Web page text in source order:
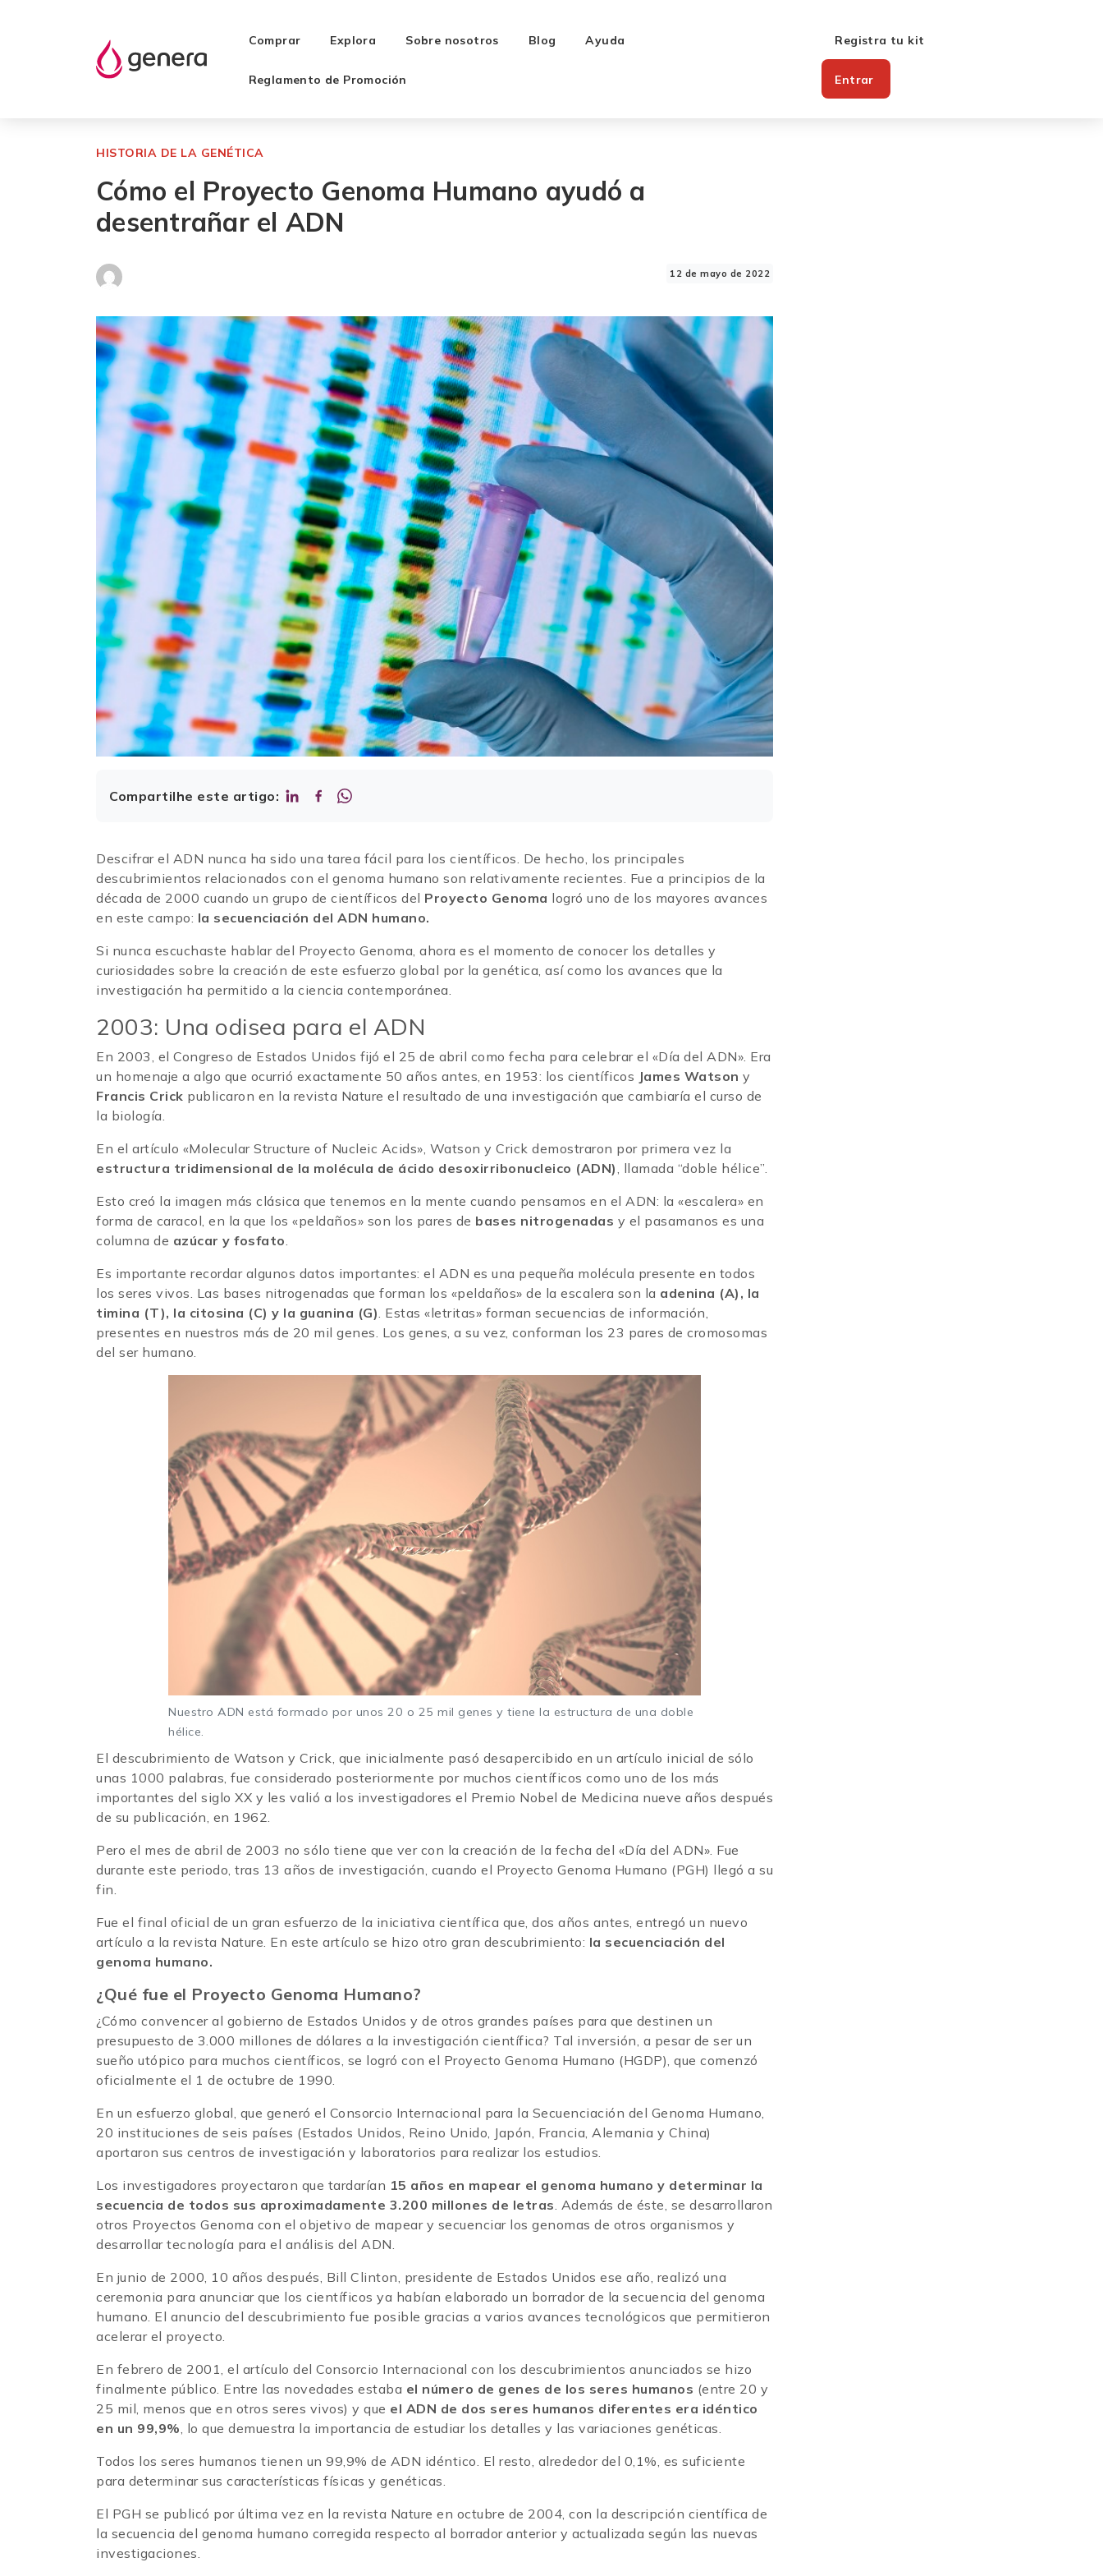
Comprar Explora Sobre nosotros Blog Ayuda
Reglamento de Promoción
Registra tu kit
Entrar
HISTORIA DE LA GENÉTICA
Cómo el Proyecto Genoma Humano ayudó a
desentrañar el ADN
12 de mayo de 2022
Compartilhe este artigo:
Descifrar el ADN nunca ha sido una tarea fácil para los científicos. De hecho, los principales
descubrimientos relacionados con el genoma humano son relativamente recientes. Fue a principios de la
década de 2000 cuando un grupo de científicos del Proyecto Genoma logró uno de los mayores avances
en este campo: la secuenciación del ADN humano.
Si nunca escuchaste hablar del Proyecto Genoma, ahora es el momento de conocer los detalles y
curiosidades sobre la creación de este esfuerzo global por la genética, así como los avances que la
investigación ha permitido a la ciencia contemporánea.
2003: Una odisea para el ADN
En 2003, el Congreso de Estados Unidos fijó el 25 de abril como fecha para celebrar el «Día del ADN». Era
un homenaje a algo que ocurrió exactamente 50 años antes, en 1953: los científicos James Watson y
Francis Crick publicaron en la revista Nature el resultado de una investigación que cambiaría el curso de
la biología.
En el artículo «Molecular Structure of Nucleic Acids», Watson y Crick demostraron por primera vez la
estructura tridimensional de la molécula de ácido desoxirribonucleico (ADN), llamada “doble hélice”.
Esto creó la imagen más clásica que tenemos en la mente cuando pensamos en el ADN: la «escalera» en
forma de caracol, en la que los «peldaños» son los pares de bases nitrogenadas y el pasamanos es una
columna de azúcar y fosfato.
Es importante recordar algunos datos importantes: el ADN es una pequeña molécula presente en todos
los seres vivos. Las bases nitrogenadas que forman los «peldaños» de la escalera son la adenina (A), la
timina (T), la citosina (C) y la guanina (G). Estas «letritas» forman secuencias de información,
presentes en nuestros más de 20 mil genes. Los genes, a su vez, conforman los 23 pares de cromosomas
del ser humano.
Nuestro ADN está formado por unos 20 o 25 mil genes y tiene la estructura de una doble
hélice.
El descubrimiento de Watson y Crick, que inicialmente pasó desapercibido en un artículo inicial de sólo
unas 1000 palabras, fue considerado posteriormente por muchos científicos como uno de los más
importantes del siglo XX y les valió a los investigadores el Premio Nobel de Medicina nueve años después
de su publicación, en 1962.
Pero el mes de abril de 2003 no sólo tiene que ver con la creación de la fecha del «Día del ADN». Fue
durante este periodo, tras 13 años de investigación, cuando el Proyecto Genoma Humano (PGH) llegó a su
fin.
Fue el final oficial de un gran esfuerzo de la iniciativa científica que, dos años antes, entregó un nuevo
artículo a la revista Nature. En este artículo se hizo otro gran descubrimiento: la secuenciación del
genoma humano.
¿Qué fue el Proyecto Genoma Humano?
¿Cómo convencer al gobierno de Estados Unidos y de otros grandes países para que destinen un
presupuesto de 3.000 millones de dólares a la investigación científica? Tal inversión, a pesar de ser un
sueño utópico para muchos científicos, se logró con el Proyecto Genoma Humano (HGDP), que comenzó
oficialmente el 1 de octubre de 1990.
En un esfuerzo global, que generó el Consorcio Internacional para la Secuenciación del Genoma Humano,
20 instituciones de seis países (Estados Unidos, Reino Unido, Japón, Francia, Alemania y China)
aportaron sus centros de investigación y laboratorios para realizar los estudios.
Los investigadores proyectaron que tardarían 15 años en mapear el genoma humano y determinar la
secuencia de todos sus aproximadamente 3.200 millones de letras. Además de éste, se desarrollaron
otros Proyectos Genoma con el objetivo de mapear y secuenciar los genomas de otros organismos y
desarrollar tecnología para el análisis del ADN.
En junio de 2000, 10 años después, Bill Clinton, presidente de Estados Unidos ese año, realizó una
ceremonia para anunciar que los científicos ya habían elaborado un borrador de la secuencia del genoma
humano. El anuncio del descubrimiento fue posible gracias a varios avances tecnológicos que permitieron
acelerar el proyecto.
En febrero de 2001, el artículo del Consorcio Internacional con los descubrimientos anunciados se hizo
finalmente público. Entre las novedades estaba el número de genes de los seres humanos (entre 20 y
25 mil, menos que en otros seres vivos) y que el ADN de dos seres humanos diferentes era idéntico
en un 99,9%, lo que demuestra la importancia de estudiar los detalles y las variaciones genéticas.
Todos los seres humanos tienen un 99,9% de ADN idéntico. El resto, alrededor del 0,1%, es suficiente
para determinar sus características físicas y genéticas.
El PGH se publicó por última vez en la revista Nature en octubre de 2004, con la descripción científica de
la secuencia del genoma humano corregida respecto al borrador anterior y actualizada según las nuevas
investigaciones.